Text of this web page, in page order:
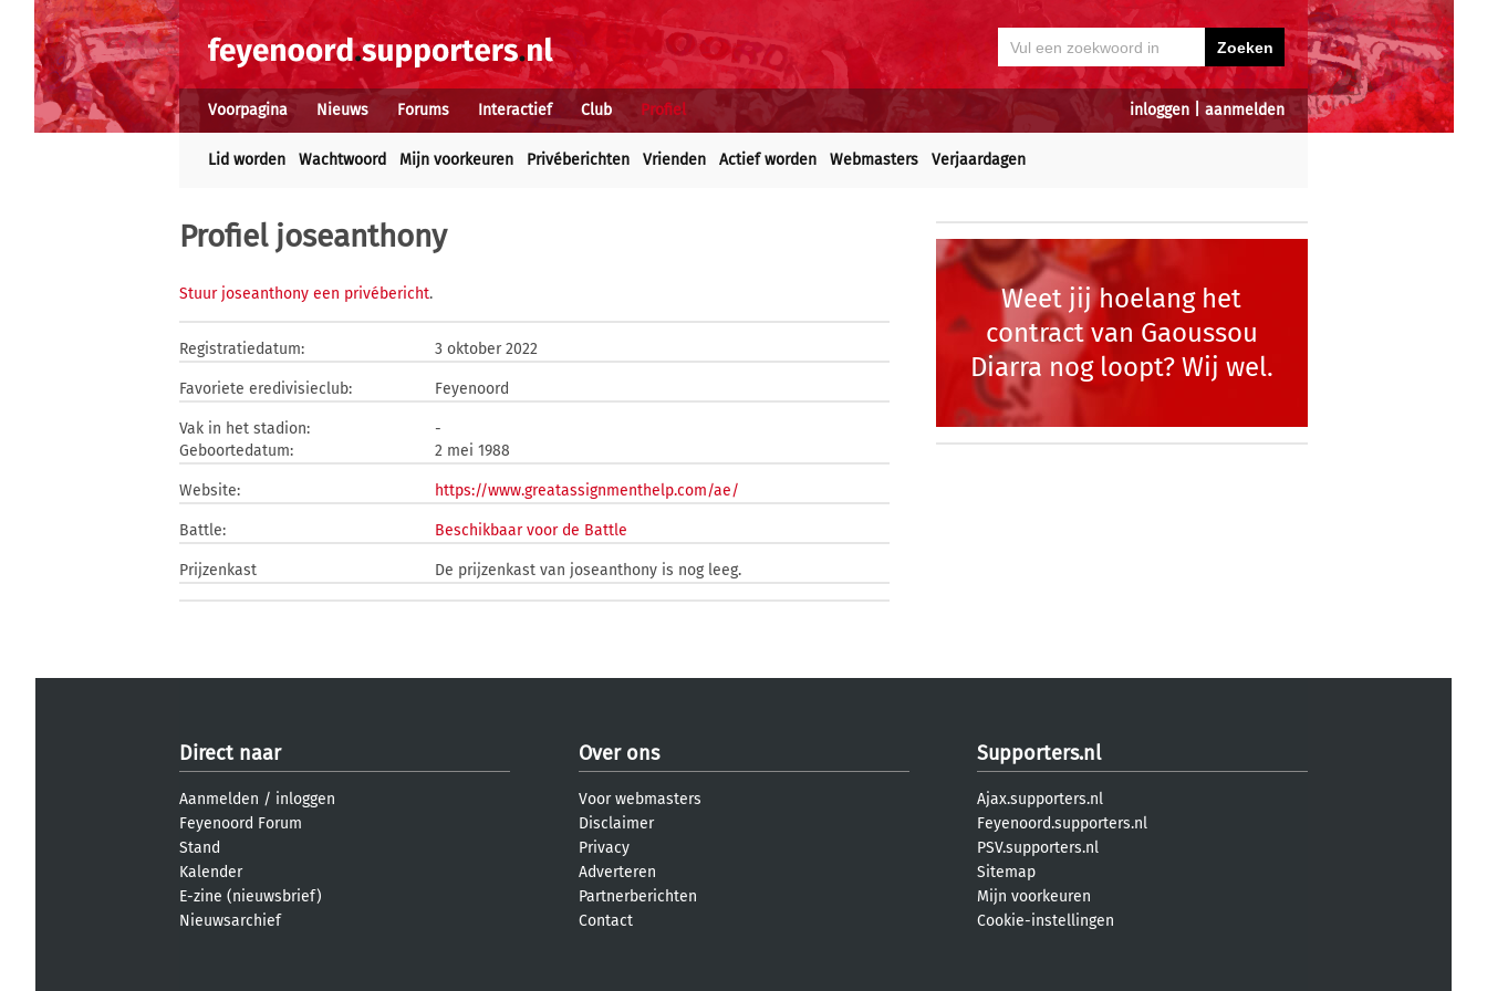
inloggen aanmelden
Voorpagina Nieuws Forums Interactief Club Profiel
Lid worden Wachtwoord Mijn voorkeuren Privéberichten Vrienden Actief worden Webmasters Verjaardagen
Profiel joseanthony
Stuur joseanthony een privébericht.
Registratiedatum: 3 oktober 2022
Favoriete eredivisieclub: Feyenoord
Vak in het stadion:
-
Geboortedatum:
2 mei 1988
Website: https://www.greatassignmenthelp.com/ae/
Battle: Beschikbaar voor de Battle
Prijzenkast De prijzenkast van joseanthony is nog leeg.
Weet jij hoelang het
contract van Gaoussou
Diarra nog loopt? Wij wel.
Direct naar
Aanmelden / inloggen
Feyenoord Forum
Stand
Kalender
E-zine (nieuwsbrief)
Nieuwsarchief
Over ons
Voor webmasters
Disclaimer
Privacy
Adverteren
Partnerberichten
Contact
Supporters.nl
Ajax.supporters.nl
Feyenoord.supporters.nl
PSV.supporters.nl
Sitemap
Mijn voorkeuren
Cookie-instellingen